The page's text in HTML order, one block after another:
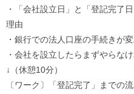
・「会社設立日」と「登記完了
理由
・銀行での法人口座の手続きが
・会社を設立したらまずやらな
↓（休憩10分）
〔ワーク〕「登記完了」までの